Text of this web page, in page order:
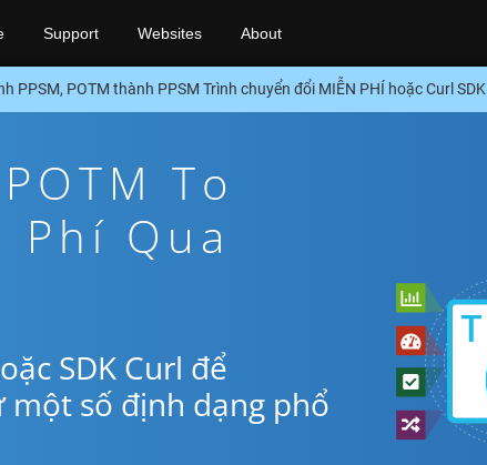
Support Websites About
PPSM, POTM thành PPSM Trình chuyển đổi MIỄN PHÍ hoặc Curl SDK
To
Phí Qua
SDK Curl để
một số định dạng phổ